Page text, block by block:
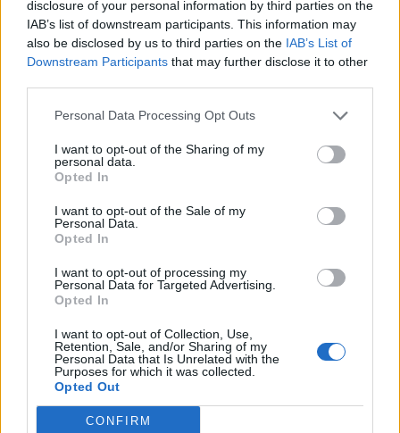
disclosure of your personal information by third parties on the
IAB’s list of downstream participants. This information may
also be disclosed by us to third parties on the IAB’s List of
Downstream Participants that may further disclose it to other
Personal Data Processing Opt Outs
I want to opt-out of the Sharing of my
personal data.
Opted In
I want to opt-out of the Sale of my
Personal Data.
Opted In
I want to opt-out of processing my
Personal Data for Targeted Advertising.
Opted In
I want to opt-out of Collection, Use,
Retention, Sale, and/or Sharing of my
Personal Data that Is Unrelated with the
Purposes for which it was collected.
Opted Out
CONFIRM
gbit
7Kana said:↑
Non sapevo che mi servisse il set da cacciatore di streghe, ho
preso i pezzi dragan, poi devo ancora prendere l'anello mortis, e ho
già arma e guanti araldo, tutta roba piccolina t3 e t2 però pian
torso al momento, meno male che non sciolgo tutto, se vedo pezzi
un po particolari li conservo in forziere. Grazie mille sono
informazioni utilissime!
Se cerchi sul forum inglese ci sono discussioni molto
interessanti sulle build per i maghi... Se ci dai una occhiata
puoi trovare informazioni utili.
E comunque nella sezione italiana ci sono players con
tantissima esperienza sui maghi (alcuni ti hanno già dato
consigli preziosi
)